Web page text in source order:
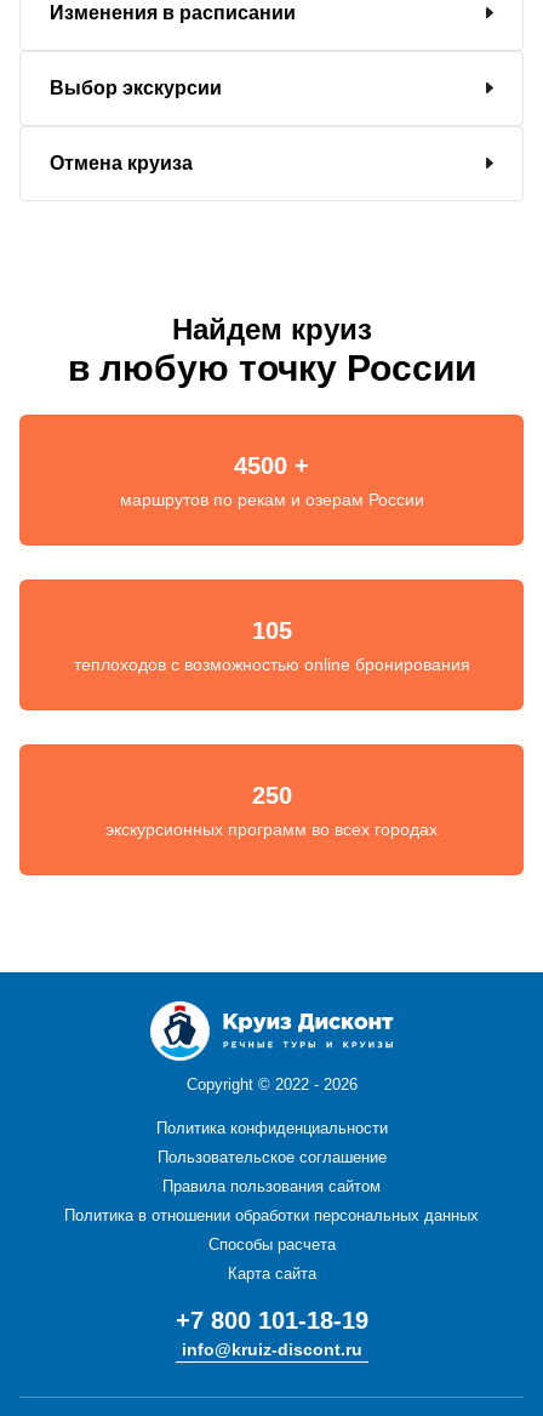
Изменения в расписании
Выбор экскурсии
Отмена круиза
Найдем круиз
в любую точку России
4500 +
маршрутов по рекам и озерам России
105
теплоходов с возможностью online бронирования
250
экскурсионных программ во всех городах
Copyright © 2022 - 2026
Политика конфиденциальности
Пользовательское соглашение
Правила пользования сайтом
Политика в отношении обработки персональных данных
Способы расчета
Карта сайта
+7 800 101-18-19
info@kruiz-discont.ru